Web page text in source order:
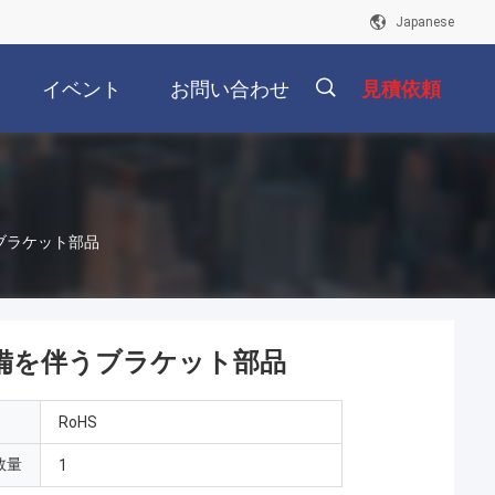
Japanese
イベント お問い合わせ 見積依頼
ケット部品
を伴うブラケット部品
RoHS
量 1